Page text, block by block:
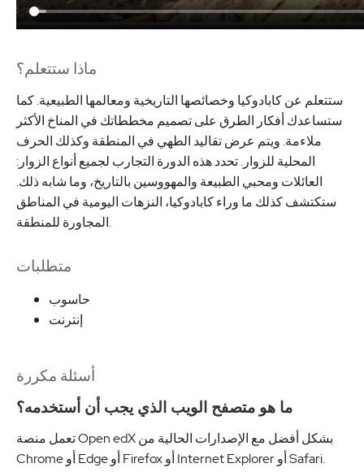
ماذا ستتعلم؟
ستتعلم عن كابادوكيا وخصائصها التاريخية ومعالمها الطبيعية. كما
ستساعدك أفكار الطرق على تصميم مخططاتك في المناخ الأكثر
ملاءمة. ويتم عرض تقاليد الطهي في المنطقة وكذلك الحرف
المحلية للزوار. تحدد هذه الدورة التجارب لجميع أنواع الزوار:
العائلات ومحبي الطبيعة والمهووسين بالتاريخ، وما شابه ذلك.
ستكتشف كذلك ما وراء كابادوكيا، النزهات اليومية في المناطق
المجاورة للمنطقة.
متطلبات
حاسوب
إنترنت
أسئلة مكررة
ما هو متصفح الويب الذي يجب أن أستخدمه؟
تعمل منصة Open edX بشكل أفضل مع الإصدارات الحالية من
Chrome أو Edge أو Firefox أو Internet Explorer أو Safari.